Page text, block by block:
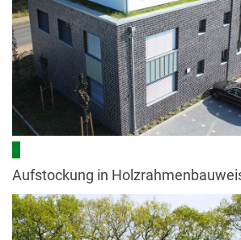
+
Aufstockung in